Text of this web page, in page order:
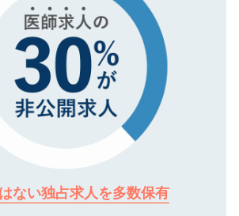
ない独占求人を多数保有